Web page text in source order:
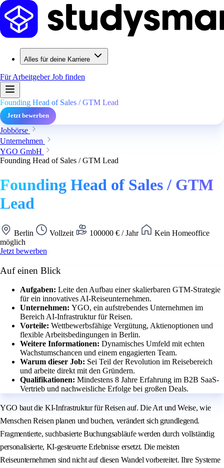
Alles für deine Karriere
Für ArbeitgeberJob finden
Founding Head of Sales / GTM Lead
Jetzt bewerben
Jobbörse
Unternehmen
YGO GmbH
Founding Head of Sales / GTM Lead
Founding Head of Sales / GTM
Lead
Berlin Vollzeit 100000 € / Jahr
Kein Homeoffice
möglich
Jetzt bewerben
Auf einen Blick
Aufgaben: Leite den Aufbau einer skalierbaren GTM-Strategie
für ein innovatives AI-Reiseunternehmen.
Unternehmen: YGO, ein aufstrebendes Unternehmen im
Bereich AI-Infrastruktur für Reisen.
Vorteile: Wettbewerbsfähige Vergütung, Aktienoptionen und
flexible Arbeitsbedingungen in Berlin.
Weitere Informationen: Dynamisches Umfeld mit echten
Wachstumschancen und einem engagierten Team.
Warum dieser Job: Sei Teil der Revolution im Reisebereich
und arbeite direkt mit den Gründern.
Qualifikationen: Mindestens 8 Jahre Erfahrung im B2B SaaS-
Vertrieb und nachweisliche Erfolge bei großen Deals.
YGO baut die KI-Infrastruktur für Reisen auf. Die Art und Weise, wie
Menschen Reisen planen und buchen, verändert sich grundlegend.
Fragmentierte, suchbasierte Buchungsabläufe werden durch vollständig
personalisierte, KI-gesteuerte Erlebnisse ersetzt. Die meisten
Reiseunternehmen sind nicht auf diesen Wandel vorbereitet. Ihre Systeme